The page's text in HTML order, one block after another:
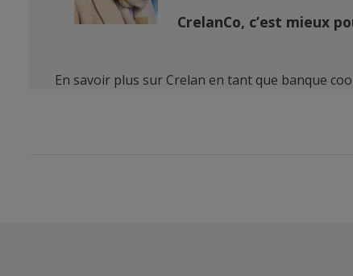
CrelanCo, c’est mieux
En savoir plus sur Crelan en tant que banque